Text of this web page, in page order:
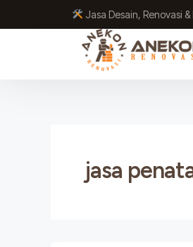
Jasa Desain, Renovasi
jasa